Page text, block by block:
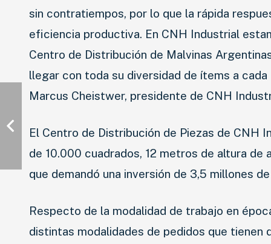
sin contratiempos, por lo que la rápida
eficiencia productiva. En CNH Industrial
Centro de Distribución de Malvinas
llegar con toda su diversidad de ítems a
Marcus Cheistwer, presidente de CNH
El Centro de Distribución de Piezas de CNH
de 10.000 cuadrados, 12 metros de altura de
que demandó una inversión de 3,5 millones
Respecto de la modalidad de trabajo en
distintas modalidades de pedidos que